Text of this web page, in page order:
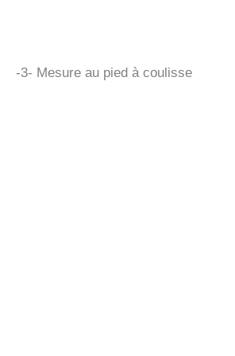
-3- Mesure au pied à coulisse